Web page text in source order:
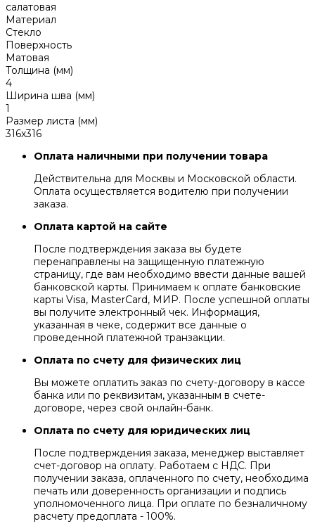
салатовая
Материал
Стекло
Поверхность
Матовая
Толщина (мм)
4
Ширина шва (мм)
1
Размер листа (мм)
316x316
Оплата наличными при получении товара
Действительна для Москвы и Московской области.
Оплата осуществляется водителю при получении
заказа.
Оплата картой на сайте
После подтверждения заказа вы будете
перенаправлены на защищенную платежную
страницу, где вам необходимо ввести данные вашей
банковской карты. Принимаем к оплате банковские
карты Visa, MasterCard, МИР. После успешной оплаты
вы получите электронный чек. Информация,
указанная в чеке, содержит все данные о
проведенной платежной транзакции.
Оплата по счету для физических лиц
Вы можете оплатить заказ по счету-договору в кассе
банка или по реквизитам, указанным в счете-
договоре, через свой онлайн-банк.
Оплата по счету для юридических лиц
После подтверждения заказа, менеджер выставляет
счет-договор на оплату. Работаем с НДС. При
получении заказа, оплаченного по счету, необходима
печать или доверенность организации и подпись
уполномоченного лица. При оплате по безналичному
расчету предоплата - 100%.